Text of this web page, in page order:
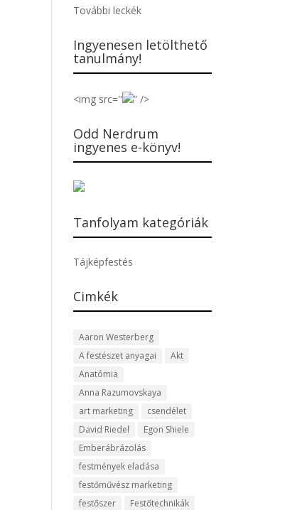
További leckék
Ingyenesen letölthető
tanulmány!
<img src=" ” />
Odd Nerdrum
ingyenes e-könyv!
Tanfolyam kategóriák
Tájképfestés
Cimkék
Aaron Westerberg
A festészet anyagai
Akt
Anatómia
Anna Razumovskaya
art marketing
csendélet
David Riedel
Egon Shiele
Emberábrázolás
festmények eladása
festőművész marketing
festőszer
Festőtechnikák